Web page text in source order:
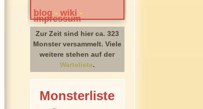
blog -wiki -
impressum
Zur Zeit sind hier ca. 323
Monster versammelt. Viele
weitere stehen auf der
Warteliste.
Monsterliste